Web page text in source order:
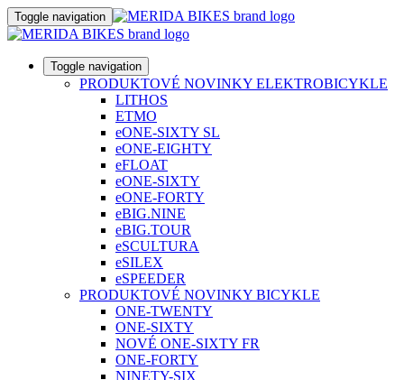
Toggle navigation
Toggle navigation
PRODUKTOVÉ NOVINKY ELEKTROBICYKLE
LITHOS
ETMO
eONE-SIXTY SL
eONE-EIGHTY
eFLOAT
eONE-SIXTY
eONE-FORTY
eBIG.NINE
eBIG.TOUR
eSCULTURA
eSILEX
eSPEEDER
PRODUKTOVÉ NOVINKY BICYKLE
ONE-TWENTY
ONE-SIXTY
NOVÉ ONE-SIXTY FR
ONE-FORTY
NINETY-SIX